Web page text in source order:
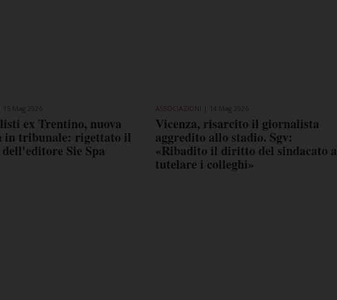
ex Trentino, nuova
in tribunale: rigettato il
Sie Spa
ASSOCIAZIONI
Vicenza, risarcito il giornalista
aggredito allo stadio. Sgv:
«Ribadito il diritto del sindacato a
tutelare i colleghi»